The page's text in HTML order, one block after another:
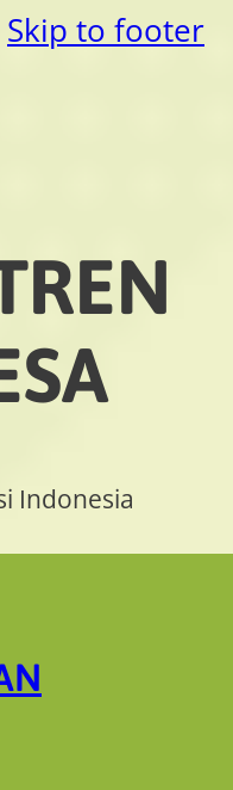
Skip to footer
Indonesia